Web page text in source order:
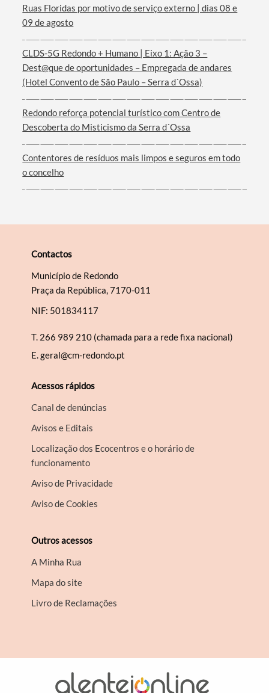
Categorias gerais
Filtros
Ruas Floridas por motivo de serviço externo | dias 08 e
09 de agosto
CLDS-5G Redondo + Humano | Eixo 1: Ação 3 –
Dest@que de oportunidades – Empregada de andares
(Hotel Convento de São Paulo – Serra d´Ossa)
Redondo reforça potencial turístico com Centro de
Descoberta do Misticismo da Serra d´Ossa
Contentores de resíduos mais limpos e seguros em todo
o concelho
Contactos
Município de Redondo
Praça da República, 7170-011
NIF: 501834117
T. 266 989 210 (chamada para a rede fixa nacional)
E.geral@cm-redondo.pt
Acessos rápidos
Canal de denúncias
Avisos e Editais
Localização dos Ecocentros e o horário de
funcionamento
Aviso de Privacidade
Aviso de Cookies
Outros acessos
A Minha Rua
Mapa do site
Livro de Reclamações